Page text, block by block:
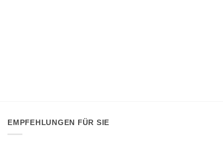
EMPFEHLUNGEN FÜR SIE